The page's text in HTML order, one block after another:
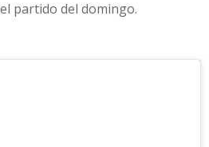
partido del domingo.